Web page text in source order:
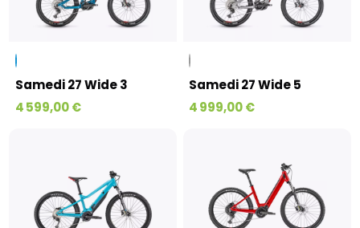
Samedi 27 Wide 3
4 599,00 €
Samedi 27 Wide 5
4 999,00 €